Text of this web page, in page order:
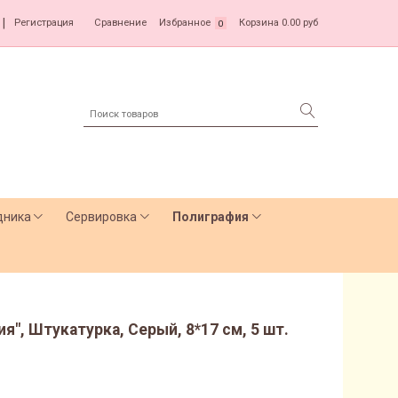
Регистрация Сравнение Избранное 0 Корзина 0.00 руб
Сервировка Полиграфия
Штукатурка, Серый, 8*17 см, 5 шт.